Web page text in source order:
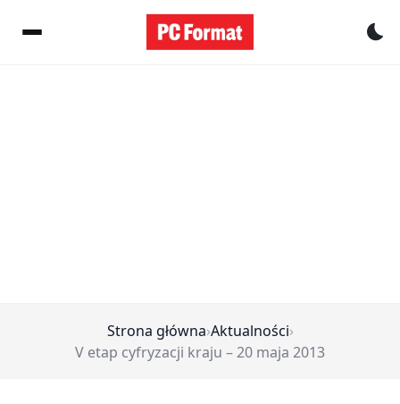
Strona główna›Aktualności›
V etap cyfryzacji kraju – 20 maja 2013